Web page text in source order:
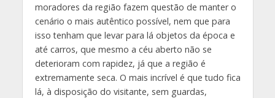
moradores da região fazem questão de manter o
cenário o mais autêntico possível, nem que para
isso tenham que levar para lá objetos da época e
até carros, que mesmo a céu aberto não se
deterioram com rapidez, já que a região é
extremamente seca. O mais incrível é que tudo fica
lá, à disposição do visitante, sem guardas,